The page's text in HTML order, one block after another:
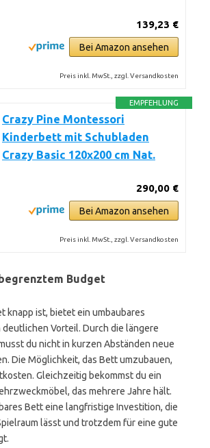
139,23 €
Bei Amazon ansehen
Preis inkl. MwSt., zzgl. Versandkosten
EMPFEHLUNG
Crazy Pine Montessori
Kinderbett mit Schubladen
Crazy Basic 120x200 cm Nat.
290,00 €
Bei Amazon ansehen
Preis inkl. MwSt., zzgl. Versandkosten
Budget
knapp ist, bietet ein umbaubares
Vorteil. Durch die längere
du nicht in kurzen Abständen neue
Die Möglichkeit, das Bett umzubauen,
Gleichzeitig bekommst du ein
das mehrere Jahre hält.
Bett eine langfristige Investition, die
lässt und trotzdem für eine gute